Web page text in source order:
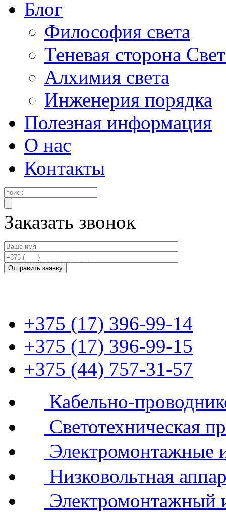
Блог
Философия света
Теневая сторона
Алхимия света
Инженерия порядка
Полезная информация
О нас
Контакты
Заказать звонок
+375 (17) 396-99-14
+375 (17) 396-99-15
+375 (44) 757-31-57
Кабельно-
Светотехническая
Электромонтажные
Низковольтная
Электромонтажный